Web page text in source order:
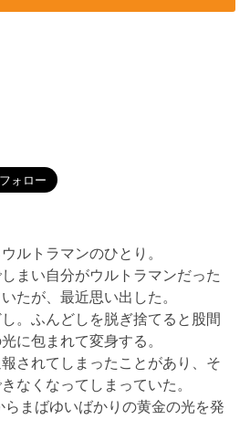
ルトラマンのひとり。
まい自分がウルトラマンだった
たが、最近思い出した。
。ふんどしを脱ぎ捨てると股間
に包まれて変身する。
されてしまったことがあり、そ
なくなってしまっていた。
まばゆいばかりの黄金の光を発